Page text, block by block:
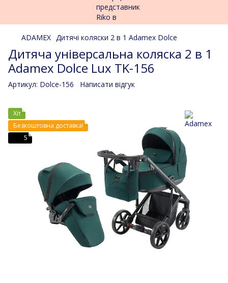
ADAMEX Дитячі коляски 2 в 1 Adamex Dolce
Дитяча універсальна коляска 2 в 1
Adamex Dolce Lux TK-156
Артикул: Dolce-156 Написати відгук
Хіт
Безкоштовна доставка!
5